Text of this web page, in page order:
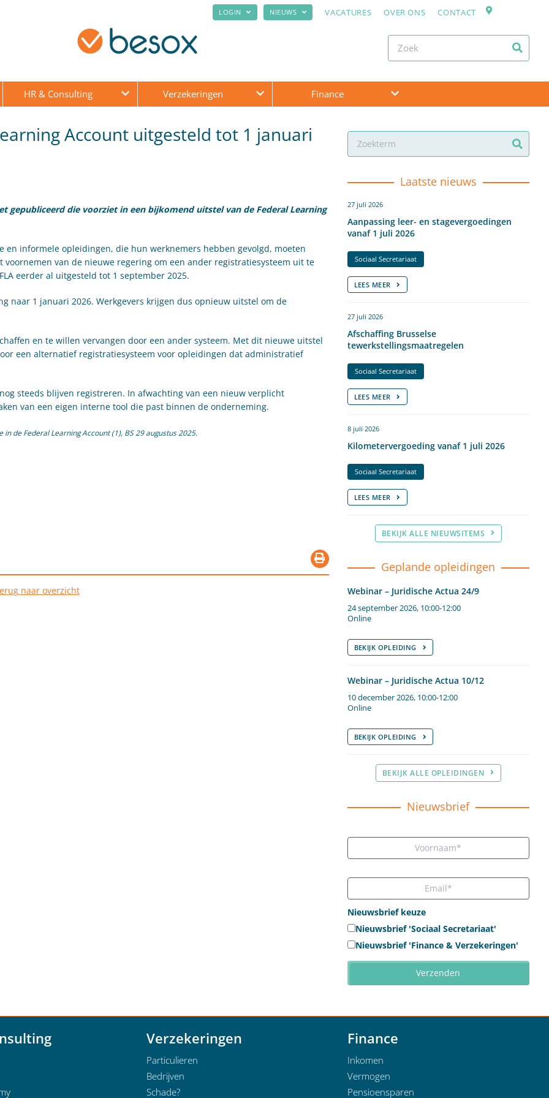
LOGIN NIEUWS VACATURES OVER ONS CONTACT
HR & Consulting Verzekeringen Finance
Account uitgesteld tot 1 januari
gepubliceerd die voorziet in een bijkomend uitstel van de Federal Learning
en informele opleidingen, die hun werknemers hebben gevolgd, moeten
van de nieuwe regering om een ander registratiesysteem uit te
eerder al uitgesteld tot 1 september 2025.
naar 1 januari 2026. Werkgevers krijgen dus opnieuw uitstel om de
en te willen vervangen door een ander systeem. Met dit nieuwe uitstel
een alternatief registratiesysteem voor opleidingen dat administratief
steeds blijven registreren. In afwachting van een nieuw verplicht
van een eigen interne tool die past binnen de onderneming.
de Federal Learning Account (1), BS 29 augustus 2025.
naar overzicht
Laatste nieuws
27 juli 2026
Aanpassing leer- en stagevergoedingen
vanaf 1 juli 2026
Sociaal Secretariaat
LEES MEER
27 juli 2026
Afschaffing Brusselse
tewerkstellingsmaatregelen
Sociaal Secretariaat
LEES MEER
8 juli 2026
Kilometervergoeding vanaf 1 juli 2026
Sociaal Secretariaat
LEES MEER
BEKIJK ALLE NIEUWSITEMS
Geplande opleidingen
Webinar – Juridische Actua 24/9
24 september 2026, 10:00-12:00
Online
BEKIJK OPLEIDING
Webinar – Juridische Actua 10/12
10 december 2026, 10:00-12:00
Online
BEKIJK OPLEIDING
BEKIJK ALLE OPLEIDINGEN
Nieuwsbrief
Nieuwsbrief keuze
Nieuwsbrief 'Sociaal Secretariaat'
Nieuwsbrief 'Finance & Verzekeringen'
Verzekeringen
Particulieren
Bedrijven
Schade?
Finance
Inkomen
Vermogen
Pensioensparen